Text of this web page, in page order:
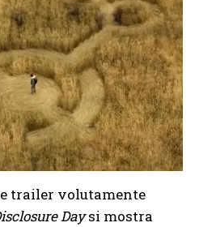
trailer volutamente
Daysi mostra